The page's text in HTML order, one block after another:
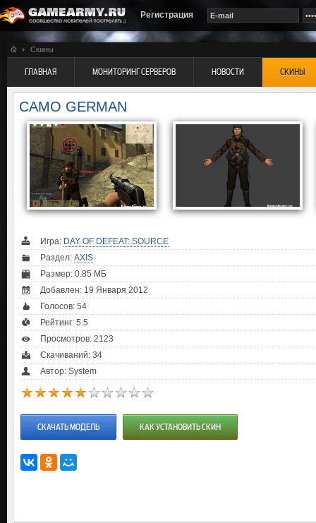
Регистрация
Скины
ГЛАВНАЯ МОНИТОРИНГ СЕРВЕРОВ НОВОСТИ СКИНЫ
CAMO GERMAN
Игра: DAY OF DEFEAT: SOURCE
Раздел: AXIS
Размер: 0.85 МБ
Добавлен: 19 Января 2012
Голосов: 54
Рейтинг: 5.5
Просмотров: 2123
Скачиваний: 34
Автор: System
СКАЧАТЬ МОДЕЛЬ КАК УСТАНОВИТЬ СКИН